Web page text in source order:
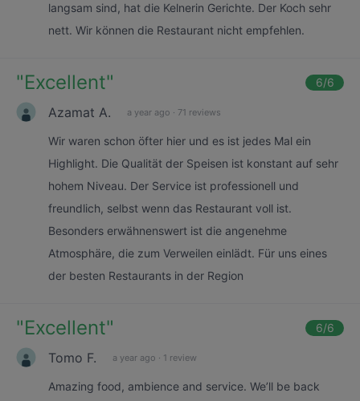
langsam sind, hat die Kelnerin Gerichte. Der Koch sehr
nett. Wir können die Restaurant nicht empfehlen.
"Excellent" 6/6
Azamat A. a year ago · 71 reviews
Wir waren schon öfter hier und es ist jedes Mal ein
Highlight. Die Qualität der Speisen ist konstant auf sehr
hohem Niveau. Der Service ist professionell und
freundlich, selbst wenn das Restaurant voll ist.
Besonders erwähnenswert ist die angenehme
Atmosphäre, die zum Verweilen einlädt. Für uns eines
der besten Restaurants in der Region
"Excellent" 6/6
Tomo F. a year ago · 1 review
Amazing food, ambience and service. We’ll be back